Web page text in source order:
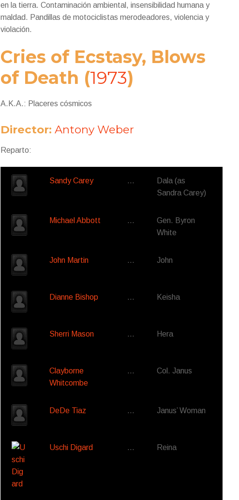
en la tierra. Contaminación ambiental, insensibilidad humana y
maldad. Pandillas de motociclistas merodeadores, violencia y
violación.
Cries of Ecstasy, Blows
of Death (1973)
A.K.A.: Placeres cósmicos
Director: Antony Weber
Reparto:
Sandy Carey …
Dala (as
Sandra Carey)
Michael Abbott …
Gen. Byron
White
John Martin … John
Dianne Bishop … Keisha
Sherri Mason … Hera
Clayborne
Whitcombe
… Col. Janus
DeDe Tiaz … Janus’ Woman
Uschi Digard … Reina